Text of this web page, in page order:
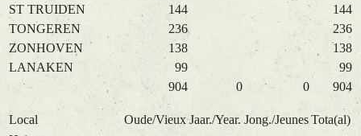
ST TRUIDEN
144
144
TONGEREN
236
236
ZONHOVEN
138
138
LANAKEN
99
99
904
0 0 904
Local Oude/Vieux Jaar./Year. Jong./JeunesTota(al)